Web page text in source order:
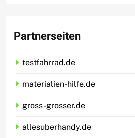
Partnerseiten
testfahrrad.de
materialien-hilfe.de
gross-grosser.de
allesuberhandy.de